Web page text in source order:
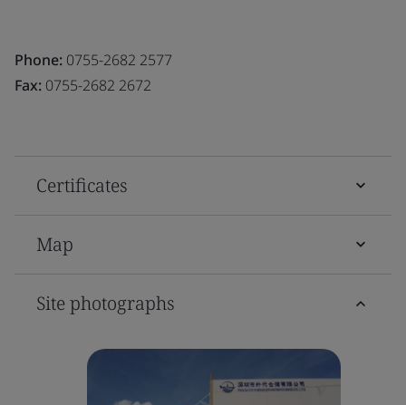
Phone: 0755-2682 2577
Fax: 0755-2682 2672
Certificates
Map
Site photographs